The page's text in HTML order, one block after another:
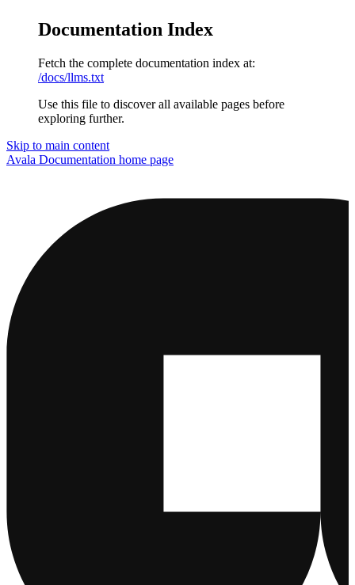
Documentation Index
Fetch the complete documentation index at:
/docs/llms.txt
Use this file to discover all available pages before
exploring further.
Skip to main content
Avala Documentation home page